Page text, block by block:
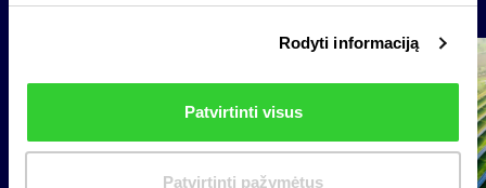
Rodyti informaciją
Patvirtinti visus
Patvirtinti pažymėtus
Reglamentuojama informacija